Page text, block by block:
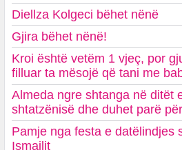
Diellza Kolgeci bëhet nënë
Gjira bëhet nënë!
Kroi është vetëm 1 vjeç, por
filluar ta mësojë që tani me
Almeda ngre shtanga në ditët
shtatzënisë dhe duhet parë
Pamje nga festa e datëlindjes
Ismailit